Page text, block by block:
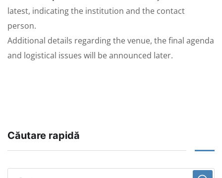
latest, indicating the institution and the contact
person.
Additional details regarding the venue, the final agenda
and logistical issues will be announced later.
Căutare rapidă